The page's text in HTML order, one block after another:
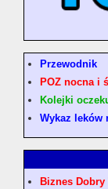
Przewodnik
POZ nocna i
Kolejki
Wykaz leków
Biznes Dobry